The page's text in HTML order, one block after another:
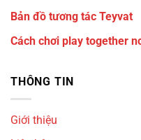
Bản đồ tương tác Teyvat
Cách chơi play together
THÔNG TIN
Giới thiệu